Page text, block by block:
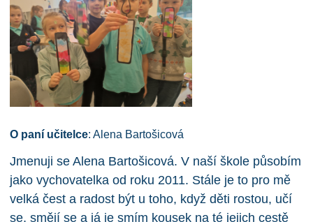
O paní učitelce: Alena Bartošicová
Jmenuji se Alena Bartošicová. V naší škole působím
jako vychovatelka od roku 2011. Stále je to pro mě
velká čest a radost být u toho, když děti rostou, učí
se, smějí se a já je smím kousek na té jejich cestě